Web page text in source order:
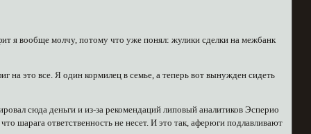
я вообще молчу, потому что уже понял: жулики сделки на межбанк
на это все. Я один кормилец в семье, а теперь вот вынужден сидеть
сюда деньги и из-за рекомендаций липовый аналитиков Эсперио
шарага ответственность не несет. И это так, аферюги подлавливают